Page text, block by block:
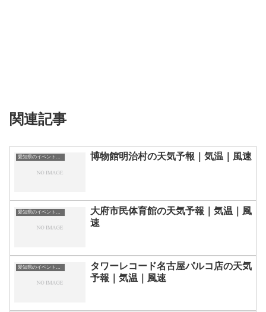
関連記事
愛知県のイベント会場一覧 博物館明治村の天気予報｜気温｜風速
愛知県のイベント会場一覧
大府市民体育館の天気予報｜気温｜風
速
愛知県のイベント会場一覧
タワーレコード名古屋パルコ店の天気
予報｜気温｜風速